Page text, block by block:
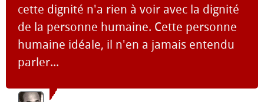
cette dignité n'a rien à voir avec la dignité
de la personne humaine. Cette personne
humaine idéale, il n'en a jamais entendu
parler...